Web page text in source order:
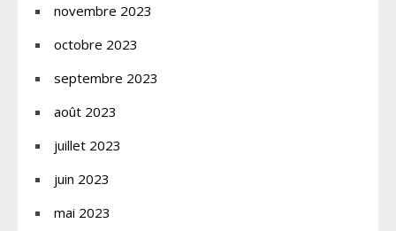
novembre 2023
octobre 2023
septembre 2023
août 2023
juillet 2023
juin 2023
mai 2023